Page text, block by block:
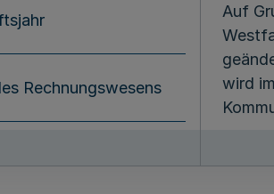
Rechnungswesens
Auf
wird